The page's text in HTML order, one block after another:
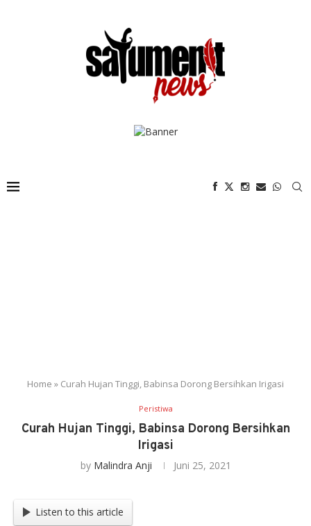
Home » Curah Hujan Tinggi, Babinsa Dorong Bersihkan Irigasi
Peristiwa
Curah Hujan Tinggi, Babinsa Dorong Bersihkan
Irigasi
by Malindra Anji Juni 25, 2021
Listen to this article